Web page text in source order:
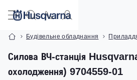
Будівельне обладнання
Силова ВЧ-станція
охолодження) 9704559-01